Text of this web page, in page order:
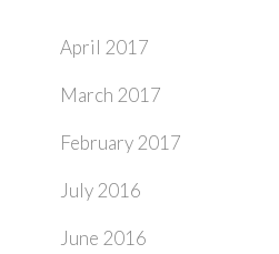
April 2017
March 2017
February 2017
July 2016
June 2016